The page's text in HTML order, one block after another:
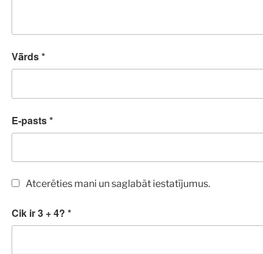
Vārds*
E-pasts*
Atcerēties mani un saglabāt iestatījumus.
Cik ir 3 + 4? *